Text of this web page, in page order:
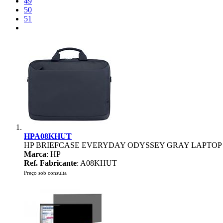
50
51
HPA08KHUT
HP BRIEFCASE EVERYDAY ODYSSEY GRAY LAPTOP
Marca: HP
Ref. Fabricante: A08KHUT
Preço sob consulta